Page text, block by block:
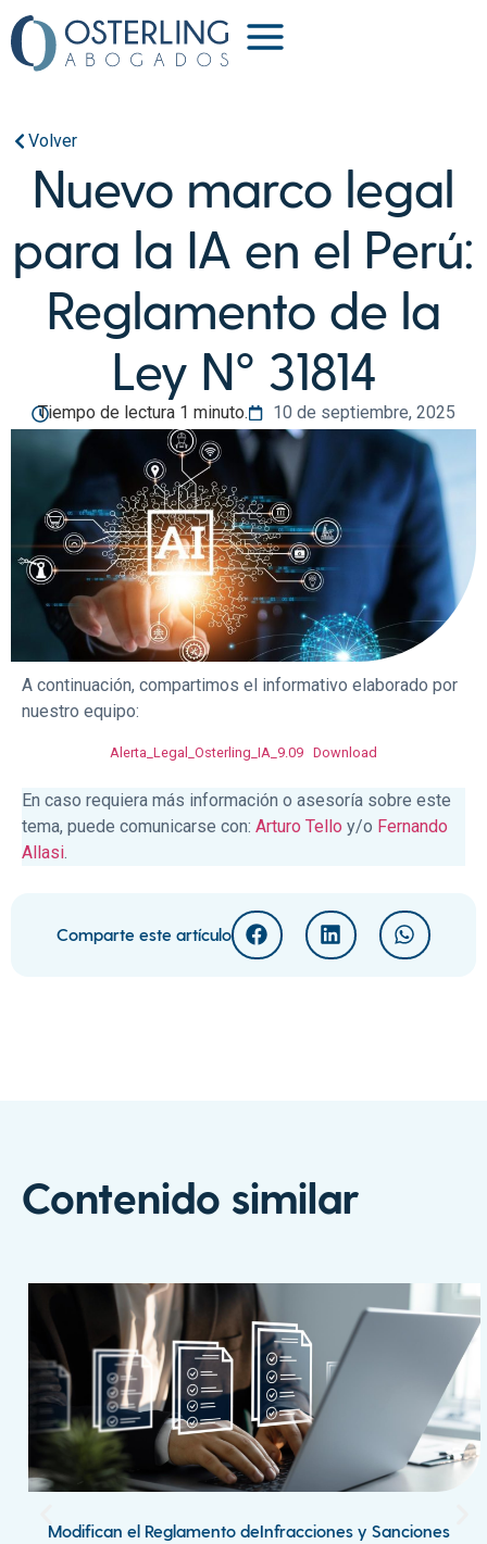
Volver
Nuevo marco legal
para la IA en el Perú:
Reglamento de la
Ley N° 31814
Tiempo de lectura 1 minuto. 10 de septiembre, 2025
A continuación, compartimos el informativo elaborado por
nuestro equipo:
Alerta_Legal_Osterling_IA_9.09 Download
En caso requiera más información o asesoría sobre este
tema, puede comunicarse con: Arturo Tello y/o Fernando
Allasi.
Comparte este artículo
Contenido similar
Modifican el Reglamento deInfracciones y Sanciones